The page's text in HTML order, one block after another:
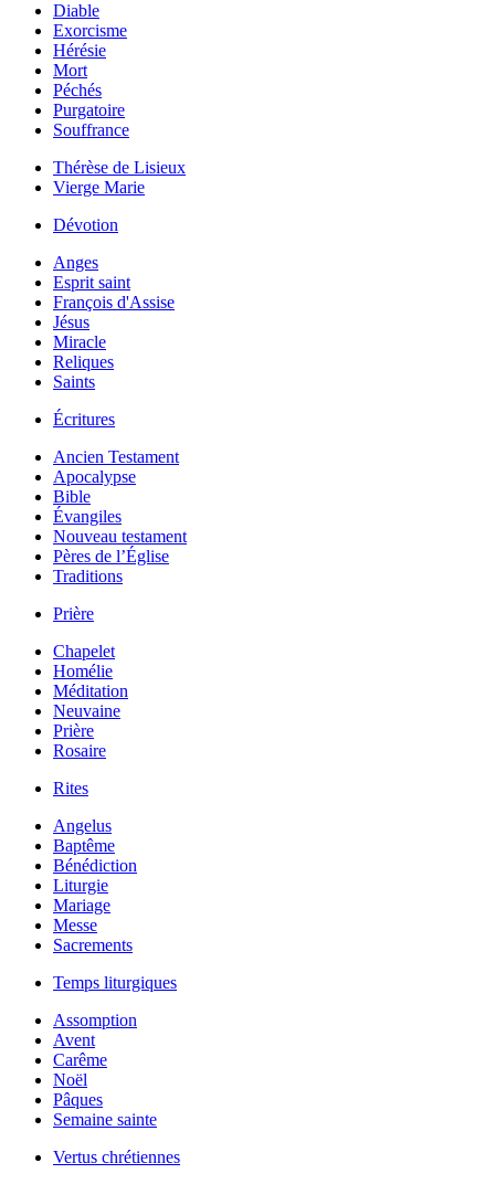
Diable
Exorcisme
Hérésie
Mort
Péchés
Purgatoire
Souffrance
Thérèse de Lisieux
Vierge Marie
Dévotion
Anges
Esprit saint
François d'Assise
Jésus
Miracle
Reliques
Saints
Écritures
Ancien Testament
Apocalypse
Bible
Évangiles
Nouveau testament
Pères de l’Église
Traditions
Prière
Chapelet
Homélie
Méditation
Neuvaine
Prière
Rosaire
Rites
Angelus
Baptême
Bénédiction
Liturgie
Mariage
Messe
Sacrements
Temps liturgiques
Assomption
Avent
Carême
Noël
Pâques
Semaine sainte
Vertus chrétiennes